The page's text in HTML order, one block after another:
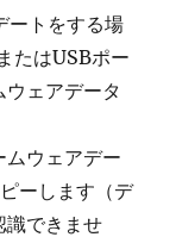
ートをする場
たはUSBポー
ウェアデータ
ムウェアデー
ーします（デ
識できませ